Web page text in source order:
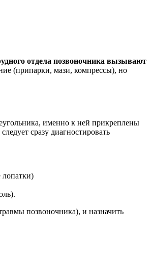
отдела позвоночника вызывают
(припарки, мази, компрессы), но
именно к ней прикреплены
сразу диагностировать
позвоночника), и назначить